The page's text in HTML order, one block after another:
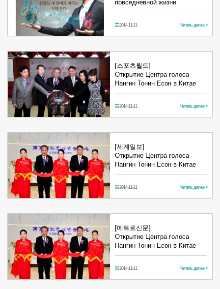
повседневной жизни
2014-11-11 Читать далее >
[스포츠월드]
Открытие Центра голоса
Нангин Тонин Есон в Китае
2014-11-11 Читать далее >
[세계일보]
Открытие Центра голоса
Нангин Тонин Есон в Китае
2014-11-11 Читать далее >
[메트로신문]
Открытие Центра голоса
Нангин Тонин Есон в Китае
2014-11-11 Читать далее >